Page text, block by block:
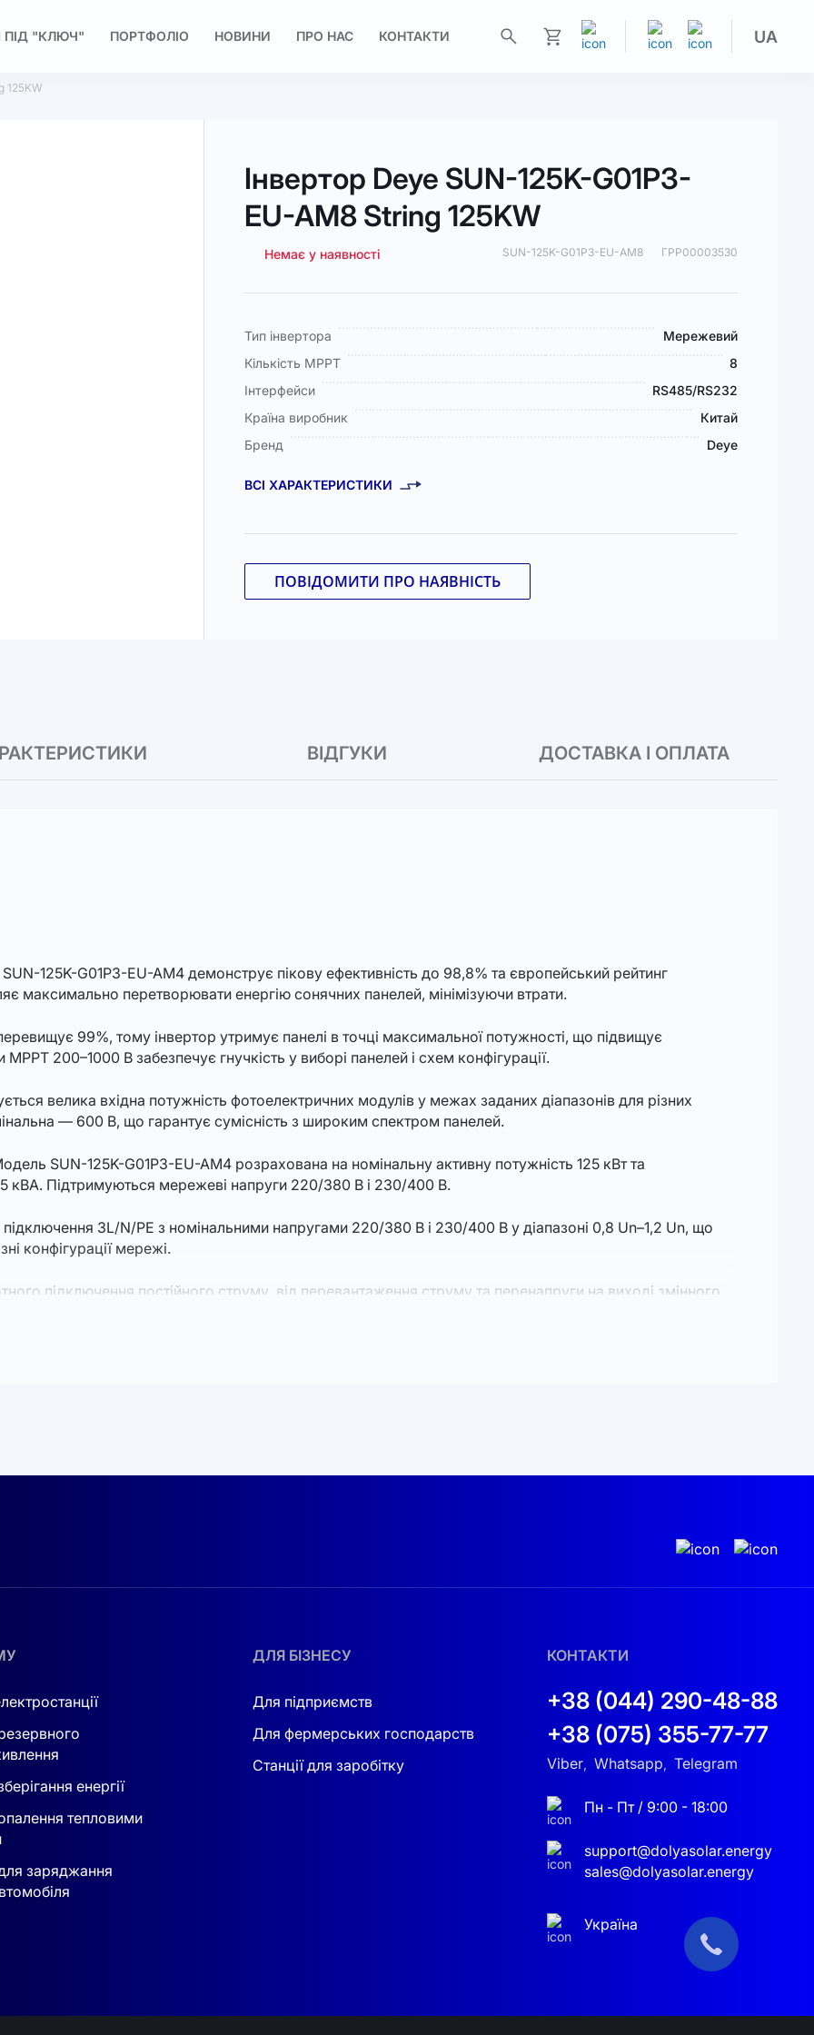
ПІД "КЛЮЧ" ПОРТФОЛІО НОВИНИ ПРО НАС
КОНТАКТИ
UA
125KW
Інвертор Deye SUN-125K-G01P3-
EU-AM8 String 125KW
Немає у наявності SUN-125K-G01P3-EU-AM8 ГРР00003530
Докладніше
Тип інвертора
Мережевий
Кількість MPPT
8
Інтерфейси
RS485/RS232
Країна виробник
Китай
Бренд
Deye
ВСІ ХАРАКТЕРИСТИКИ
ПОВІДОМИТИ ПРО НАЯВНІСТЬ
ВІДГУКИ ДОСТАВКА І ОПЛАТА
125K-G01P3-EU-AM4 демонструє пікову ефективність до 98,8% та європейський рейтинг
максимально перетворювати енергію сонячних панелей, мінімізуючи втрати.
99%, тому інвертор утримує панелі в точці максимальної потужності, що підвищує
MPPT 200–1000 В забезпечує гнучкість у виборі панелей і схем конфігурації.
велика вхідна потужність фотоелектричних модулів у межах заданих діапазонів для різних
— 600 В, що гарантує сумісність з широким спектром панелей.
SUN-125K-G01P3-EU-AM4 розрахована на номінальну активну потужність 125 кВт та
кВА. Підтримуються мережеві напруги 220/380 В і 230/400 В.
підключення 3L/N/PE з номінальними напругами 220/380 В і 230/400 В у діапазоні 0,8 Un–1,2 Un, що
конфігурації мережі.
підключення постійного струму, від перевантаження струму та перенапруги на виході змінного
струму < 0,5 % In, тепловий захист, виявлення замикання на землю та моніторинг струму
Компактні габарити (1006 × 516 × 325,5 мм) і вага 103 кг (без урахування роз’ємів і кронштейнів)
нормам IEC 61727, IEC 62116, G99 і VDE-AR-N 4105, що гарантує схвалення регуляторів і
енергії
тепловими
заряджання
ДЛЯ БІЗНЕСУ
Для підприємств
Для фермерських господарств
Станції для заробітку
КОНТАКТИ
+38 (044) 290-48-88
+38 (075) 355-77-77
Viber, Whatsapp, Telegram
Пн - Пт / 9:00 - 18:00
support@dolyasolar.energy
sales@dolyasolar.energy
Україна